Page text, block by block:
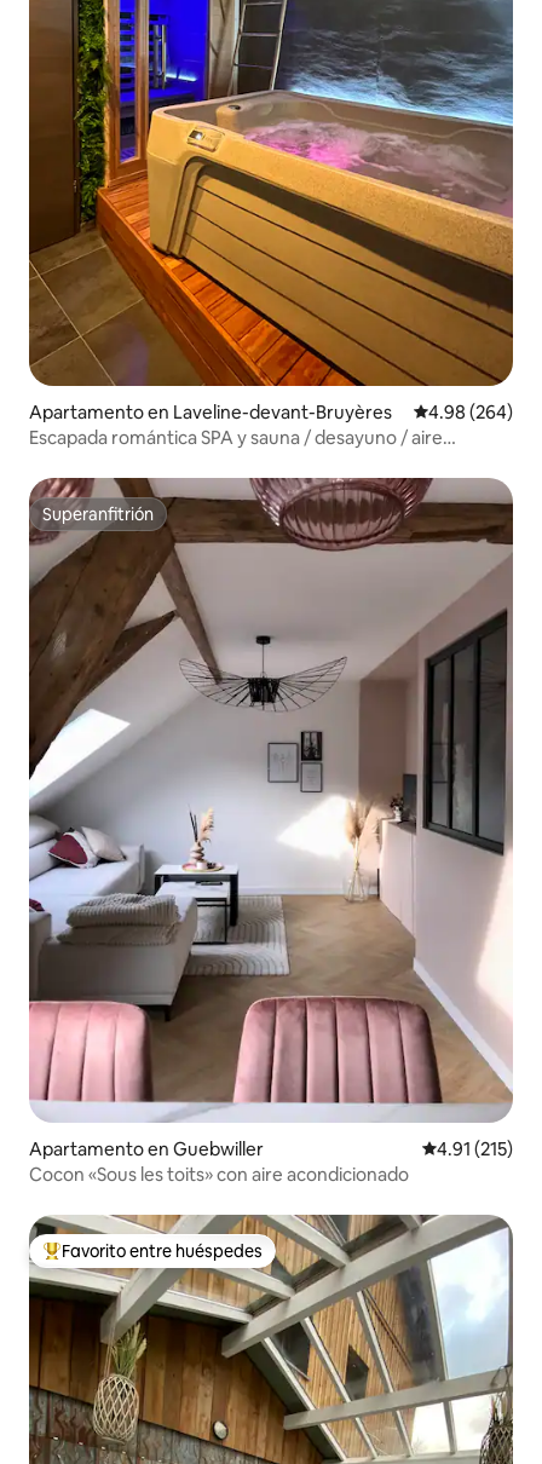
Apartamento en Laveline-devant-Bruyères Calificación
4.98 (264)
Escapada romántica SPA y sauna / desayuno / aire
Superanfitrión
Superanfitrión
Apartamento en Guebwiller Calificación
4.91 (215)
Cocon «Sous les toits» con aire acondicionado
Favorito entre huéspedes preferido
Favorito entre huéspedes